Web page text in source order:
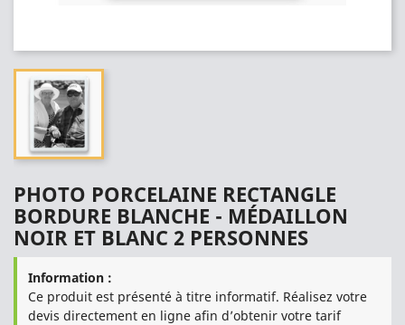
PHOTO PORCELAINE RECTANGLE
BORDURE BLANCHE - MÉDAILLON
NOIR ET BLANC 2 PERSONNES
Information :
Ce produit est présenté à titre informatif. Réalisez votre
devis directement en ligne afin d’obtenir votre tarif